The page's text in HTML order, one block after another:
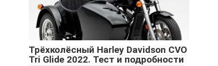
Трёхколёсный Harley Davidson CVO
Tri Glide 2022. Тест и подробности